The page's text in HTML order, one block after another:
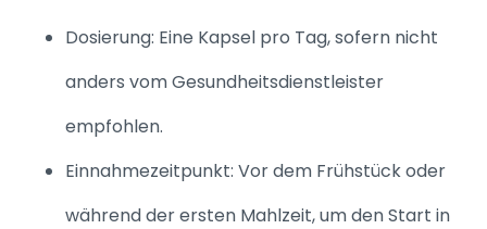
Dosierung: Eine Kapsel pro Tag, sofern nicht
anders vom Gesundheitsdienstleister
empfohlen.
Einnahmezeitpunkt: Vor dem Frühstück oder
während der ersten Mahlzeit, um den Start in